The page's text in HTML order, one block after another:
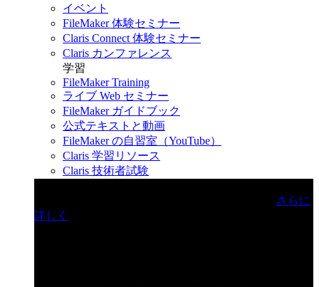
イベント
FileMaker 体験セミナー
Claris Connect 体験セミナー
Claris カンファレンス
学習
FileMaker Training
ライブ Web セミナー
FileMaker ガイドブック
公式テキストと動画
FileMaker の自習室（YouTube）
Claris 学習リソース
Claris 技術者試験
さらに
詳しく